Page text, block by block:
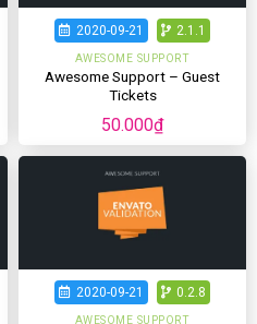
2020-09-21 2.1.1
AWESOME SUPPORT
Awesome Support – Guest
Tickets
50.000₫
2020-09-21 0.2.8
AWESOME SUPPORT